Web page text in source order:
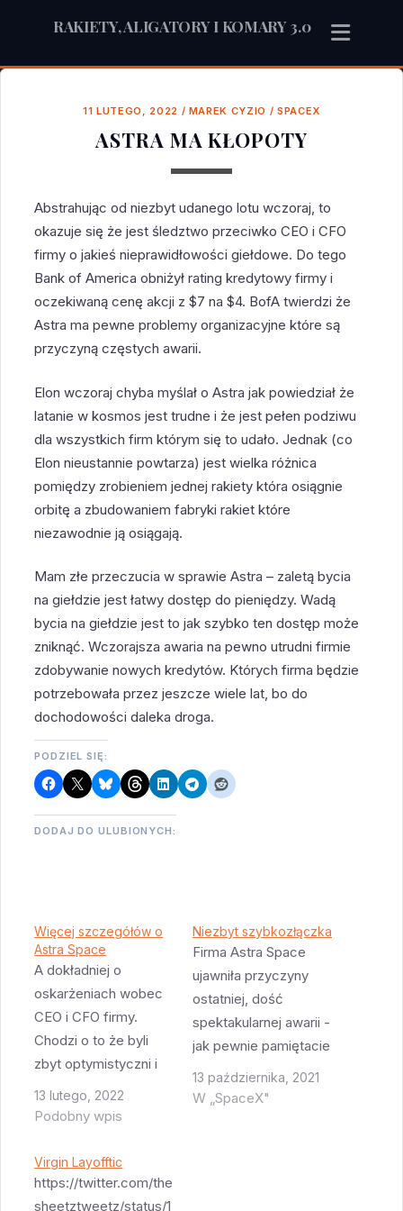
RAKIETY, ALIGATORY I KOMARY 3.0
11 LUTEGO, 2022 / MAREK CYZIO /SPACEX
ASTRA MA KŁOPOTY
Abstrahując od niezbyt udanego lotu wczoraj, to
okazuje się że jest śledztwo przeciwko CEO i CFO
firmy o jakieś nieprawidłowości giełdowe. Do tego
Bank of America obniżył rating kredytowy firmy i
oczekiwaną cenę akcji z $7 na $4. BofA twierdzi że
Astra ma pewne problemy organizacyjne które są
przyczyną częstych awarii.
Elon wczoraj chyba myślał o Astra jak powiedział że
latanie w kosmos jest trudne i że jest pełen podziwu
dla wszystkich firm którym się to udało. Jednak (co
Elon nieustannie powtarza) jest wielka różnica
pomiędzy zrobieniem jednej rakiety która osiągnie
orbitę a zbudowaniem fabryki rakiet które
niezawodnie ją osiągają.
Mam złe przeczucia w sprawie Astra – zaletą bycia
na giełdzie jest łatwy dostęp do pieniędzy. Wadą
bycia na giełdzie jest to jak szybko ten dostęp może
zniknąć. Wczorajsza awaria na pewno utrudni firmie
zdobywanie nowych kredytów. Których firma będzie
potrzebowała przez jeszcze wiele lat, bo do
dochodowości daleka droga.
PODZIEL SIĘ:
DODAJ DO ULUBIONYCH:
Więcej szczegółów o
Astra Space
A dokładniej o
oskarżeniach wobec
CEO i CFO firmy.
Chodzi o to że byli
zbyt optymistyczni i
podawali nie do końca
prawdziwe informacje
szczególności:
Twierdzenie że Astra
może startować z
13 lutego, 2022
Podobny wpis
Niezbyt szybkozłączka
Firma Astra Space
ujawniła przyczyny
ostatniej, dość
spektakularnej awarii -
jak pewnie pamiętacie
rakieta zaraz po
starcie postanowiła
13 października, 2021
W „SpaceX"
Virgin Layofftic
https://twitter.com/the
sheetztweetz/status/1